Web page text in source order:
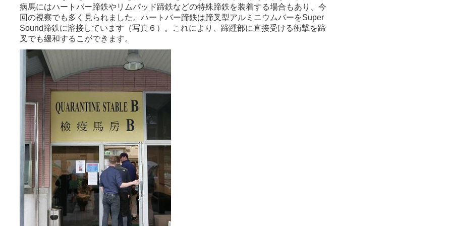
病馬にはハートバー蹄鉄やリムパッド蹄鉄などの特殊蹄鉄を装着する場合もあり、今
回の視察でも多く見られました。ハートバー蹄鉄は蹄叉型アルミニウムバーをSuper
Sound蹄鉄に溶接しています（写真６）。これにより、蹄踵部に直接受ける衝撃を蹄
叉でも緩和するこができます。